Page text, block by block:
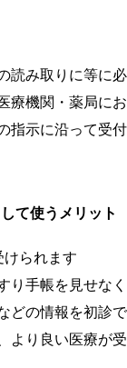
読み取りに等に必
療機関・薬局にお
指示に沿って受付
て使うメリット
けられます
り手帳を見せなく
どの情報を初診で
より良い医療が受